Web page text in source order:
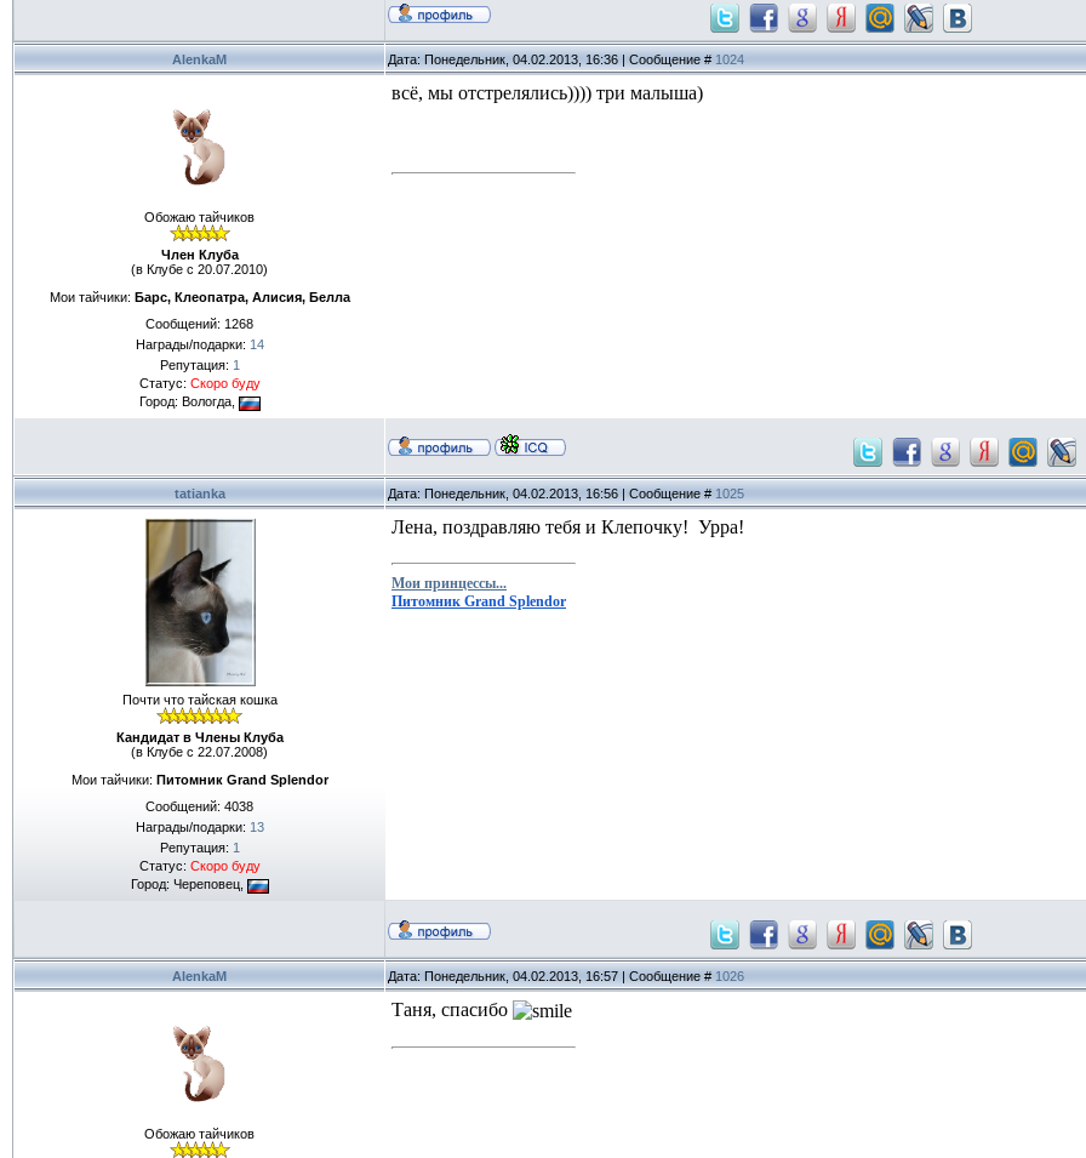
AlenkaM Дата: Понедельник, 04.02.2013, 16:36 | Сообщение # 1024
Обожаю тайчиков
Член Клуба
(в Клубе с 20.07.2010)
Мои тайчики: Барс, Клеопатра, Алисия, Белла
Сообщений: 1268
Награды/подарки: 14
Репутация: 1
Статус: Скоро буду
Город: Вологда,
всё, мы отстрелялись)))) три малыша)
tatianka Дата: Понедельник, 04.02.2013, 16:56 | Сообщение # 1025
Почти что тайская кошка
Кандидат в Члены Клуба
(в Клубе с 22.07.2008)
Мои тайчики: Питомник Grand Splendor
Сообщений: 4038
Награды/подарки: 13
Репутация: 1
Статус: Скоро буду
Город: Череповец,
Лена, поздравляю тебя и Клепочку! Урра!
Мои принцессы...
Питомник Grand Splendor
AlenkaM Дата: Понедельник, 04.02.2013, 16:57 | Сообщение # 1026
Обожаю тайчиков
Таня, спасибо